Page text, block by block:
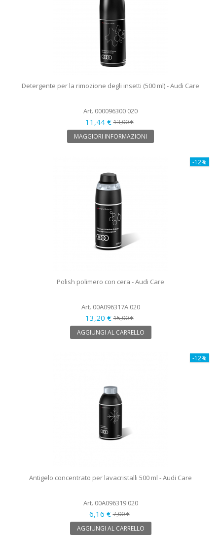
Detergente per la rimozione degli insetti (500 ml) - Audi Care
Art. 000096300 020
11,44 €13,00 €
MAGGIORI INFORMAZIONI
-12%
Polish polimero con cera - Audi Care
Art. 00A096317A 020
13,20 €15,00 €
AGGIUNGI AL CARRELLO
-12%
Antigelo concentrato per lavacristalli 500 ml - Audi Care
Art. 00A096319 020
6,16 €7,00 €
AGGIUNGI AL CARRELLO